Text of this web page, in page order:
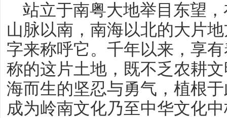
站立于南粤大地举目东望
山脉以南，南海以北的大片
字来称呼它。千年以来，享
称的这片土地，既不乏农耕
海而生的坚忍与勇气，植根
成为岭南文化乃至中华文化